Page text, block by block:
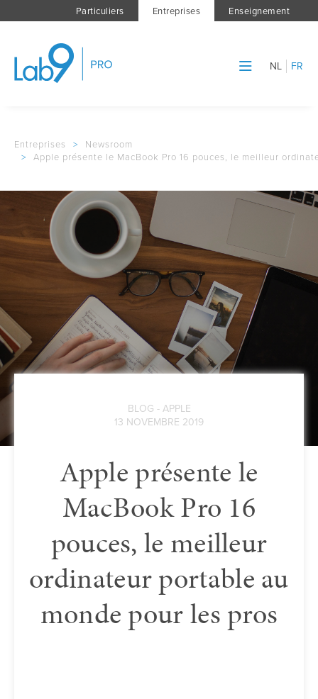
Particuliers Entreprises Enseignement
NL FR
Entreprises >
Newsroom
> Apple présente le MacBook Pro 16 pouces, le meilleur
BLOG - APPLE
13 NOVEMBRE 2019
Apple présente le
MacBook Pro 16
pouces, le meilleur
ordinateur portable au
monde pour les pros